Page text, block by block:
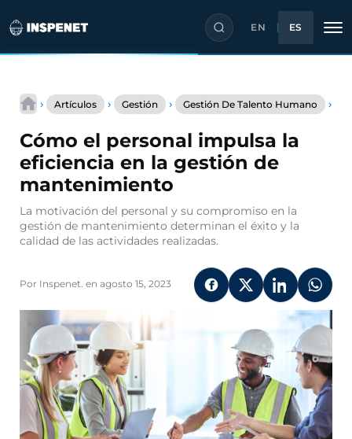
contenido
EN ES
› Artículos › Gestión › Gestión De Talento Humano ›
Cómo el personal impulsa la
eficiencia en la gestión de
mantenimiento
La motivación del personal y su compromiso en la
gestión de mantenimiento determinan el éxito y la
calidad de las actividades realizadas.
Por Inspenet. en agosto 15, 2023